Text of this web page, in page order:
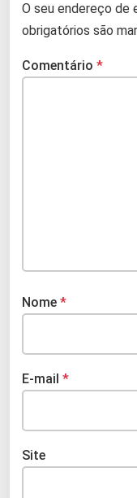
O seu endereço de
obrigatórios são
Comentário *
Nome *
E-mail *
Site